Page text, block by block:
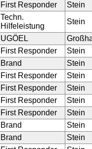
First Responder
Stein
Techn.
Hilfeleistung
Stein
UGÖEL
First Responder
Stein
Brand
Stein
First Responder
Stein
First Responder
Stein
First Responder
Stein
First Responder
Stein
Brand
Stein
Brand
Stein